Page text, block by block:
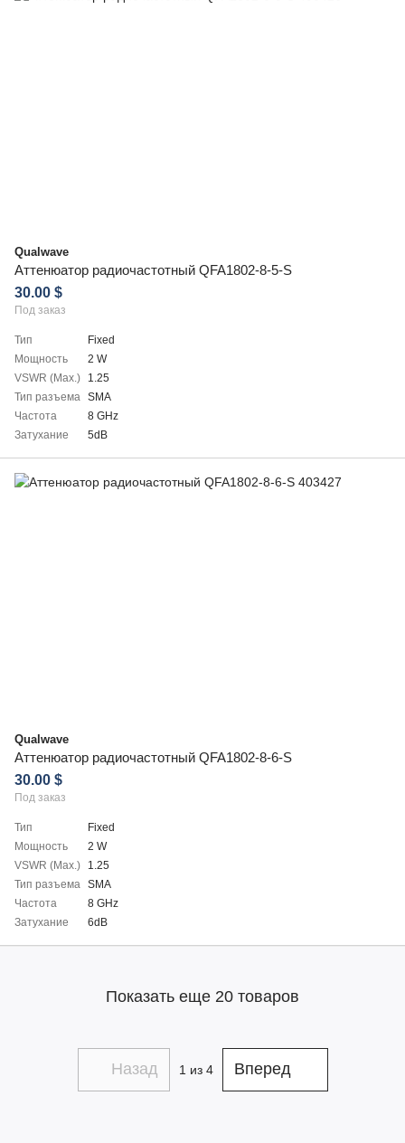
Qualwave
Аттенюатор радиочастотный QFA1802-8-5-S
30.00 $
Под заказ
Тип
Fixed
Мощность
2 W
VSWR (Max.)
1.25
Тип разъема SMA
Частота
8 GHz
Затухание
5dB
Qualwave
Аттенюатор радиочастотный QFA1802-8-6-S
30.00 $
Под заказ
Тип
Fixed
Мощность
2 W
VSWR (Max.)
1.25
Тип разъема
SMA
Частота
8 GHz
Затухание
6dB
Показать еще 20 товаров
Назад 1 из 4 Вперед